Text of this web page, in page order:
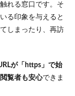
れる窓口です。そ
る印象を与えると
しまったり、再訪
が「https」で始
覧者も安心できま